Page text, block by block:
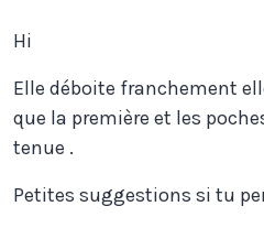
Hi
Elle déboite franchement
que la première et les
tenue .
Petites suggestions si tu